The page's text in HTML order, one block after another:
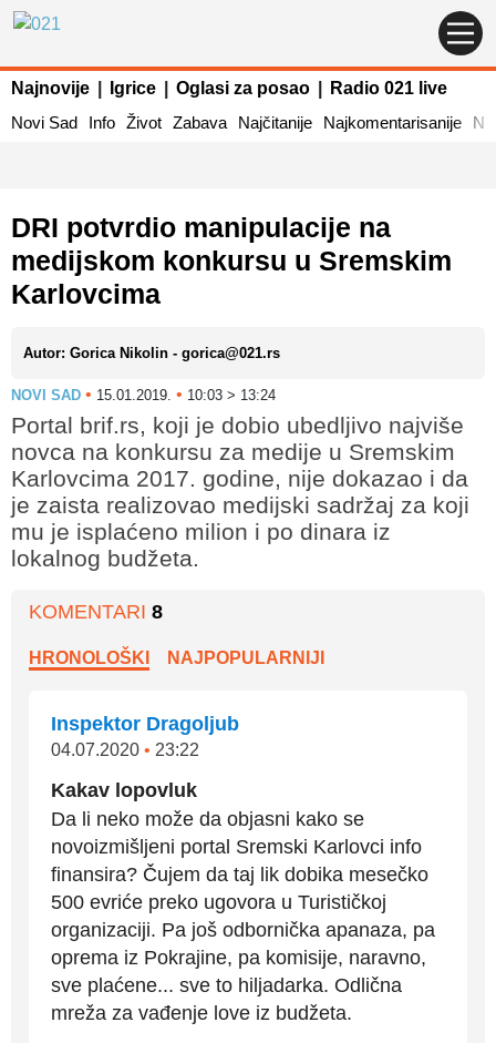
Najnovije Igrice Oglasi za posao
Radio 021 live
Novi Sad
Info Život Zabava Najčitanije Najkomentarisanije
DRI potvrdio manipulacije na
medijskom konkursu u Sremskim
Karlovcima
Autor: Gorica Nikolin - gorica@021.rs
NOVI SAD • 15.01.2019. • 10:03 > 13:24
Portal brif.rs, koji je dobio ubedljivo najviše
novca na konkursu za medije u Sremskim
Karlovcima 2017. godine, nije dokazao i da
je zaista realizovao medijski sadržaj za koji
mu je isplaćeno milion i po dinara iz
lokalnog budžeta.
KOMENTARI 8
HRONOLOŠKI NAJPOPULARNIJI
Inspektor Dragoljub
04.07.2020 • 23:22
Kakav lopovluk
Da li neko može da objasni kako se
novoizmišljeni portal Sremski Karlovci info
finansira? Čujem da taj lik dobika mesečko
500 evriće preko ugovora u Turističkoj
organizaciji. Pa još odbornička apanaza, pa
oprema iz Pokrajine, pa komisije, naravno,
sve plaćene... sve to hiljadarka. Odlična
mreža za vađenje love iz budžeta.